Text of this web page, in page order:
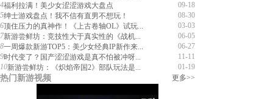
4
09-18
福利拉满！美少女涩涩游戏大盘点
5
08-30
绅士游戏盘点！我不信有直男不想玩！
6
03-03
顶住压力的真神作！《上古卷轴OL》试玩...
7
06-05
新游尝鲜坊：竞技性大于真实性的《战机...
8
06-27
一周爆款新游TOP5：美少女经典IP新作来...
9
11-11
时代变了？国产涩涩游戏是真不怕被冲呀...
10
01-19
新游尝鲜坊：《炽焰帝国2》部队玩法是...
热门新游视频 更多>>